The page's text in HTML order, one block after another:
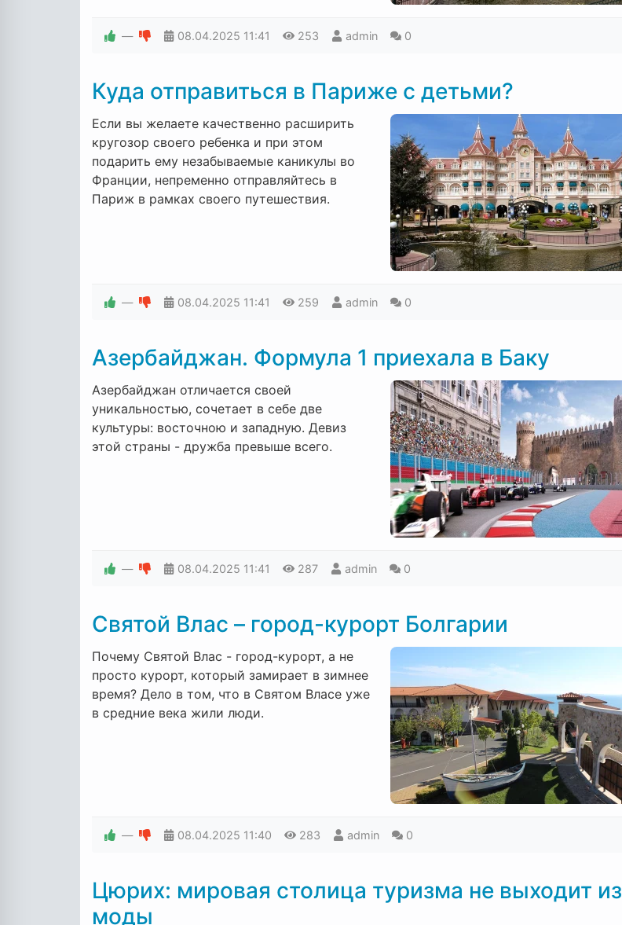
— 08.04.2025 11:41 253 admin 0
Куда отправиться в Париже с детьми?
Если вы желаете качественно расширить
кругозор своего ребенка и при этом
подарить ему незабываемые каникулы во
Франции, непременно отправляйтесь в
Париж в рамках своего путешествия.
— 08.04.2025 11:41 259 admin 0
Азербайджан. Формула 1 приехала в Баку
Азербайджан отличается своей
уникальностью, сочетает в себе две
культуры: восточною и западную. Девиз
этой страны - дружба превыше всего.
— 08.04.2025 11:41 287 admin 0
Святой Влас – город-курорт Болгарии
Почему Святой Влас - город-курорт, а не
просто курорт, который замирает в зимнее
время? Дело в том, что в Святом Власе уже
в средние века жили люди.
— 08.04.2025 11:40 283 admin 0
Цюрих: мировая столица туризма не выходит из
моды